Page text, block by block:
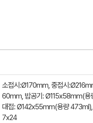
소접시:Ø170mm, 중접시
60mm, 밥공기: Ø115x58mm(용
대접: Ø142x55mm(용량
7x24